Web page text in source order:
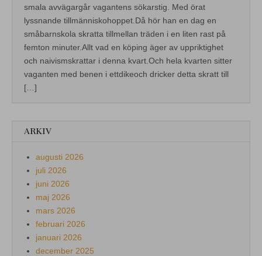
smala avvägargår vagantens sökarstig. Med örat
lyssnande tillmänniskohoppet.Då hör han en dag en
småbarnskola skratta tillmellan träden i en liten rast på
femton minuter.Allt vad en köping äger av uppriktighet
och naivismskrattar i denna kvart.Och hela kvarten sitter
vaganten med benen i ettdikeoch dricker detta skratt till
[…]
ARKIV
augusti 2026
juli 2026
juni 2026
maj 2026
mars 2026
februari 2026
januari 2026
december 2025